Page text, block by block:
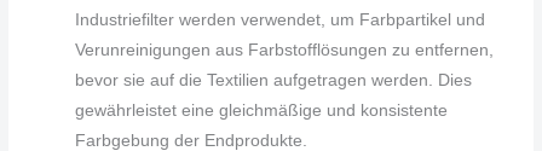
Industriefilter werden verwendet, um Farbpartikel und
Verunreinigungen aus Farbstofflösungen zu entfernen,
bevor sie auf die Textilien aufgetragen werden. Dies
gewährleistet eine gleichmäßige und konsistente
Farbgebung der Endprodukte.